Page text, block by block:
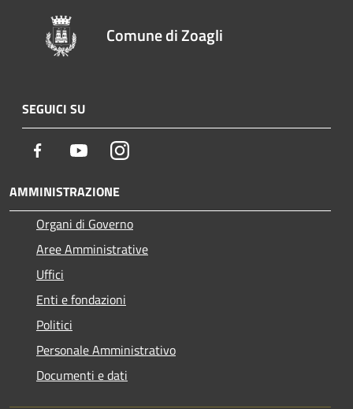
Comune di Zoagli
SEGUICI SU
Facebook YoutubeInstagram
AMMINISTRAZIONE
Organi di Governo
Aree Amministrative
Uffici
Enti e fondazioni
Politici
Personale Amministrativo
Documenti e dati